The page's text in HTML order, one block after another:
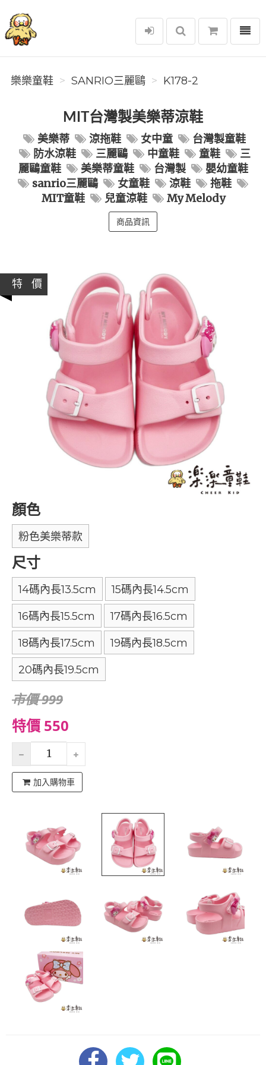
樂樂童鞋
選單
樂樂童鞋 SANRIO三麗鷗 K178-2
MIT台灣製美樂蒂涼鞋
美樂蒂 涼拖鞋 女中童
台灣製童鞋
防水涼鞋
三麗鷗 中童鞋 童鞋
三
麗鷗童鞋
美樂蒂童鞋 台灣製
嬰幼童鞋
sanrio三麗鷗
女童鞋 涼鞋
拖鞋
MIT童鞋
兒童涼鞋 My Melody
商品資訊
特 價
顏色
粉色美樂蒂款
尺寸
14碼內長13.5cm 15碼內長14.5cm
16碼內長15.5cm 17碼內長16.5cm
18碼內長17.5cm 19碼內長18.5cm
20碼內長19.5cm
市價 999
特價 550
加入購物車